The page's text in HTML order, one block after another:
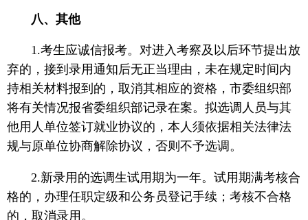
八、其他
1.考生应诚信报考。对进入考察及以后环节提出放
弃的，接到录用通知后无正当理由，未在规定时间内
持相关材料报到的，取消其相应的资格，市委组织部
将有关情况报省委组织部记录在案。拟选调人员与其
他用人单位签订就业协议的，本人须依据相关法律法
规与原单位协商解除协议，否则不予选调。
2.新录用的选调生试用期为一年。试用期满考核合
格的，办理任职定级和公务员登记手续；考核不合格
的，取消录用。